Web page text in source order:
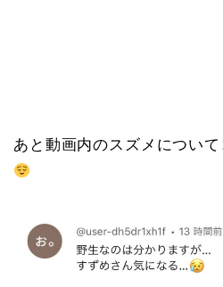
あと動画内のスズメについ